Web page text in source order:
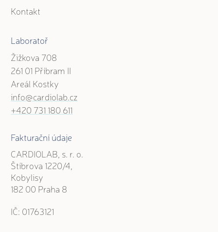
Kontakt
Laboratoř
Žižkova 708
261 01 Příbram II
Areál Kostky
info@cardiolab.cz
+420 731 180 611
Fakturační údaje
CARDIOLAB, s. r. o.
Štíbrova 1220/4,
Kobylisy
182 00 Praha 8
IČ: 01763121